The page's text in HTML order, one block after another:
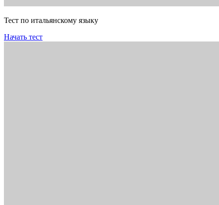
Тест по итальянскому языку
Начать тест